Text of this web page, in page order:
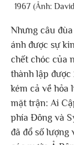
1967 (Ảnh:
Nhưng câu
ánh được sự
chết chóc của
thành lập được
kém cả về hỏa
mặt trận: Ai
phía Đông và
đã đổ số lượng